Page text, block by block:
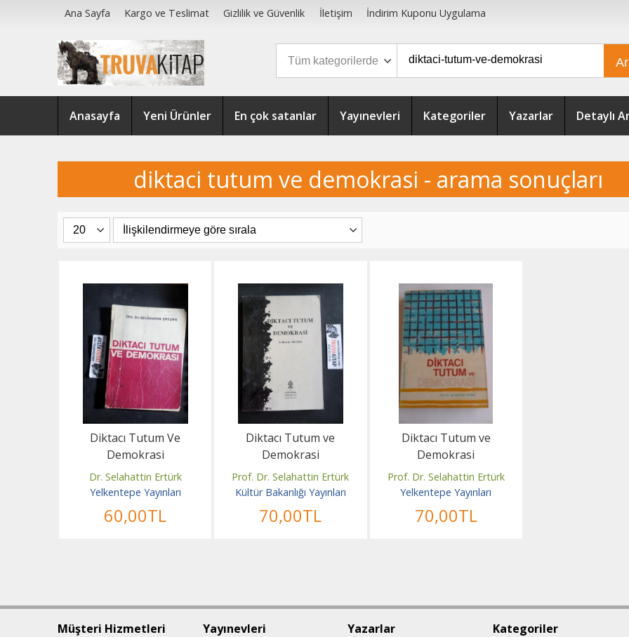
Ana Sayfa Kargo ve Teslimat Gizlilik ve Güvenlik İletişim İndirim Kuponu Uygulama
Anasayfa Yeni Ürünler En çok satanlar Yayınevleri Kategoriler Yazarlar Detaylı
diktaci tutum ve demokrasi - arama sonuçları
Diktacı Tutum Ve
Demokrasi
Dr. Selahattin Ertürk
Yelkentepe Yayınları
60,00TL
Diktacı Tutum ve
Demokrasi
Prof. Dr. Selahattin Ertürk
Kültür Bakanlığı Yayınları
70,00TL
Diktacı Tutum ve
Demokrasi
Prof. Dr. Selahattin Ertürk
Yelkentepe Yayınları
70,00TL
Müşteri Hizmetleri Yayınevleri Yazarlar Kategoriler